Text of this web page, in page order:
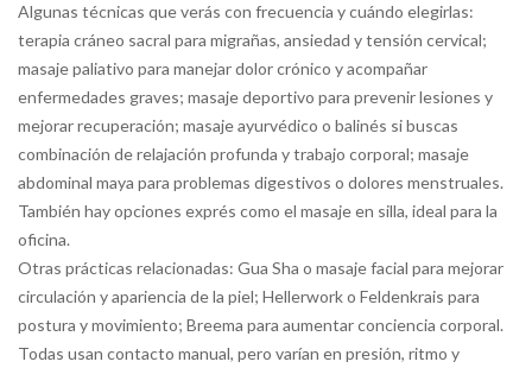
Algunas técnicas que verás con frecuencia y cuándo elegirlas:
terapia cráneo sacral para migrañas, ansiedad y tensión cervical;
masaje paliativo para manejar dolor crónico y acompañar
enfermedades graves; masaje deportivo para prevenir lesiones y
mejorar recuperación; masaje ayurvédico o balinés si buscas
combinación de relajación profunda y trabajo corporal; masaje
abdominal maya para problemas digestivos o dolores menstruales.
También hay opciones exprés como el masaje en silla, ideal para la
oficina.
Otras prácticas relacionadas: Gua Sha o masaje facial para mejorar
circulación y apariencia de la piel; Hellerwork o Feldenkrais para
postura y movimiento; Breema para aumentar conciencia corporal.
Todas usan contacto manual, pero varían en presión, ritmo y